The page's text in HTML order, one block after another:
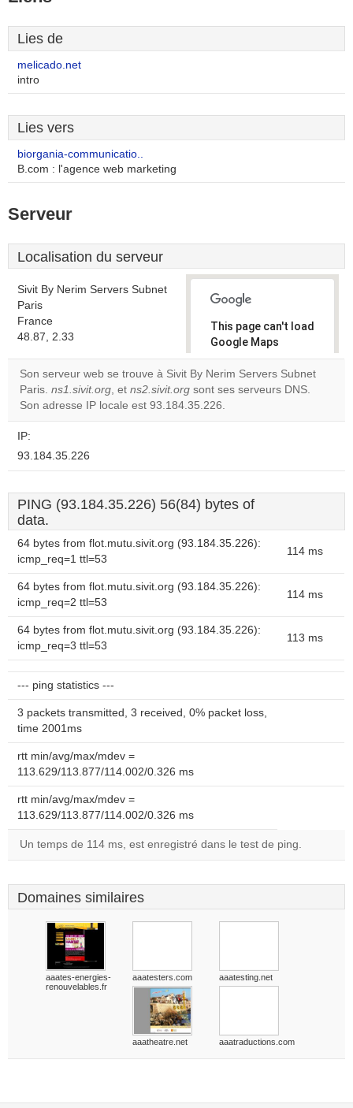
Lies de
melicado.net
intro
Lies vers
biorgania-communicatio..
B.com : l'agence web marketing
Serveur
Localisation du serveur
Sivit By Nerim Servers Subnet
Paris
France
48.87, 2.33
This page can't load
Google Maps
correctly.
Do you
Son serveur web se trouve à Sivit By Nerim Servers Subnet
Paris. ns1.sivit.org, et ns2.sivit.org sont ses serveurs DNS.
Son adresse IP locale est 93.184.35.226.
IP:
93.184.35.226
PING (93.184.35.226) 56(84) bytes of
data.
64 bytes from flot.mutu.sivit.org (93.184.35.226):
icmp_req=1 ttl=53
114 ms
64 bytes from flot.mutu.sivit.org (93.184.35.226):
icmp_req=2 ttl=53
114 ms
64 bytes from flot.mutu.sivit.org (93.184.35.226):
icmp_req=3 ttl=53
113 ms
--- ping statistics ---
3 packets transmitted, 3 received, 0% packet loss,
time 2001ms
rtt min/avg/max/mdev =
113.629/113.877/114.002/0.326 ms
rtt min/avg/max/mdev =
113.629/113.877/114.002/0.326 ms
Un temps de 114 ms, est enregistré dans le test de ping.
Domaines similaires
aaates-energies-
renouvelables.fr
aaatesters.com aaatesting.net
aaatheatre.net aaatraductions.com